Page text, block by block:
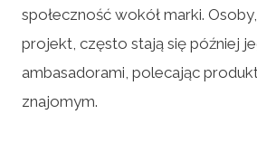
społeczność wokół marki.
projekt, często stają się później
ambasadorami, polecając
znajomym.